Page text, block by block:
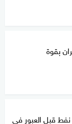
بقوة
نفط قبل العبور في